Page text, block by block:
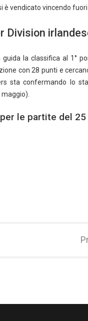
vendicato vincendo fuori
Division
la classifica al 1°
con 28 punti e
sta confermando lo
le partite del